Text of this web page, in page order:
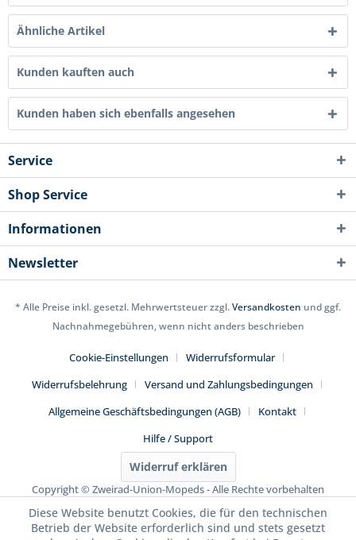
Ähnliche Artikel
Kunden kauften auch
Kunden haben sich ebenfalls angesehen
Service
Shop Service
Informationen
Newsletter
* Alle Preise inkl. gesetzl. Mehrwertsteuer zzgl.Versandkosten und ggf.
Nachnahmegebühren, wenn nicht anders beschrieben
Cookie-Einstellungen
Widerrufsformular
Widerrufsbelehrung
Versand und Zahlungsbedingungen
Allgemeine Geschäftsbedingungen (AGB)
Kontakt
Hilfe / Support
Widerruf erklären
Copyright © Zweirad-Union-Mopeds - Alle Rechte vorbehalten
Diese Website benutzt Cookies, die für den technischen
Betrieb der Website erforderlich sind und stets gesetzt